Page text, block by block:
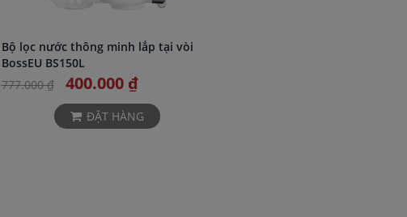
Bộ lọc nước thông minh lắp tại vòi
BossEU BS150L
777.000 ₫
400.000 ₫
ĐẶT HÀNG